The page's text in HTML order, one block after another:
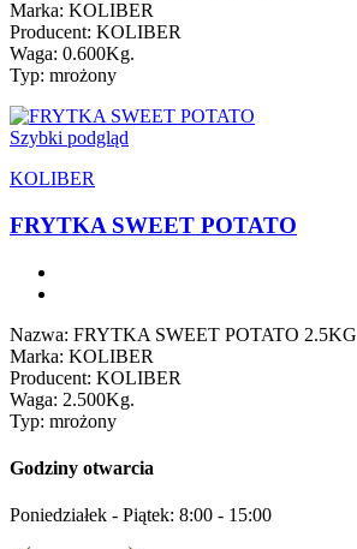
Marka: KOLIBER
Producent: KOLIBER
Waga: 0.600Kg.
Typ: mrożony
Szybki podgląd
KOLIBER
FRYTKA SWEET POTATO
Nazwa: FRYTKA SWEET POTATO 2.5KG
Marka: KOLIBER
Producent: KOLIBER
Waga: 2.500Kg.
Typ: mrożony
Godziny otwarcia
Poniedziałek - Piątek: 8:00 - 15:00